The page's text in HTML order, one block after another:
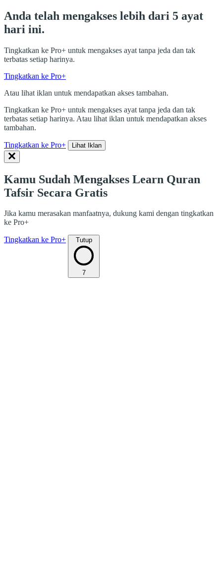
Anda telah mengakses lebih dari 5 ayat
hari ini.
Tingkatkan ke Pro+ untuk mengakses ayat tanpa jeda dan tak
terbatas setiap harinya.
Tingkatkan ke Pro+
Atau lihat iklan untuk mendapatkan akses tambahan.
Tingkatkan ke Pro+ untuk mengakses ayat tanpa jeda dan tak
terbatas setiap harinya. Atau lihat iklan untuk mendapatkan akses
tambahan.
Tingkatkan ke Pro+ Lihat Iklan
Kamu Sudah Mengakses Learn Quran
Tafsir Secara Gratis
Jika kamu merasakan manfaatnya, dukung kami dengan tingkatkan
ke Pro+
Tingkatkan ke Pro+ Tutup
7